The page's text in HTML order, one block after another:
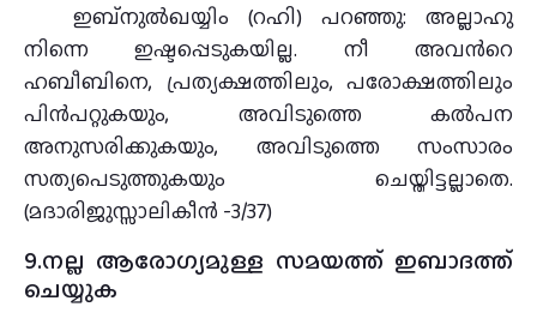
ഇബ്നുല്‍ഖയ്യിം (റഹി) പറഞ്ഞു: അല്ലാഹു
നിന്നെ ഇഷ്ടപ്പെടുകയില്ല. നീ അവന്‍റെ
ഹബീബിനെ, പ്രത്യക്ഷത്തിലും, പരോക്ഷത്തിലും
പിന്‍പറ്റുകയും, അവിടുത്തെ കല്‍പന
അനുസരിക്കുകയും, അവിടുത്തെ സംസാരം
സത്യപെടുത്തുകയും ചെയ്തിട്ടല്ലാതെ.
(മദാരിജുസ്സാലികീന്‍ -3/37)
9.നല്ല ആരോഗ്യമുള്ള സമയത്ത് ഇബാദത്ത്
ചെയ്യുക